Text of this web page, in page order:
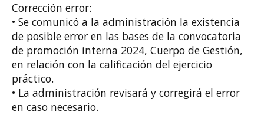
Corrección error:
• Se comunicó a la administración la existencia
de posible error en las bases de la convocatoria
de promoción interna 2024, Cuerpo de Gestión,
en relación con la calificación del ejercicio
práctico.
• La administración revisará y corregirá el error
en caso necesario.